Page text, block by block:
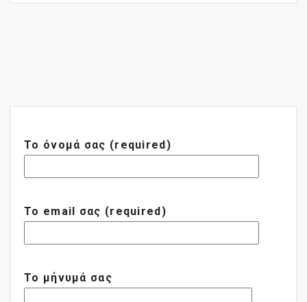
Το όνομά σας (required)
Το email σας (required)
Το μήνυμά σας